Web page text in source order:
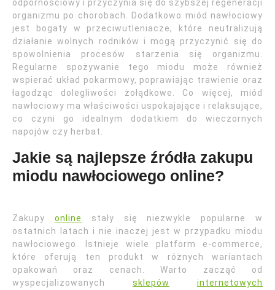
odpornościowy i przyczynia się do szybszej regeneracji
organizmu po chorobach. Dodatkowo miód nawłociowy
jest bogaty w przeciwutleniacze, które neutralizują
działanie wolnych rodników i mogą przyczynić się do
spowolnienia procesów starzenia się organizmu.
Regularne spożywanie tego miodu może również
wspierać układ pokarmowy, poprawiając trawienie oraz
łagodząc dolegliwości żołądkowe. Co więcej, miód
nawłociowy ma właściwości uspokajające i relaksujące,
co czyni go idealnym dodatkiem do wieczornych
napojów czy herbat.
Jakie są najlepsze źródła zakupu
miodu nawłociowego online?
Zakupy online
stały się niezwykle popularne w
ostatnich latach i nie inaczej jest w przypadku miodu
nawłociowego. Istnieje wiele platform e-commerce,
które oferują ten produkt w różnych wariantach
opakowań oraz cenach. Warto zacząć od
wyspecjalizowanych sklepów
internetowych